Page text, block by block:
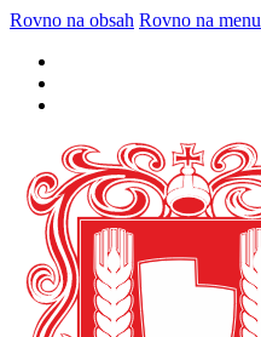
Rovno na obsah Rovno na menu